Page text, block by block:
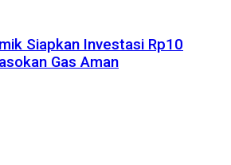
Siapkan Investasi Rp10
Gas Aman